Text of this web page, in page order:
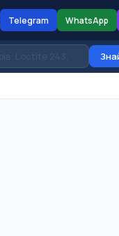
Telegram WhatsApp